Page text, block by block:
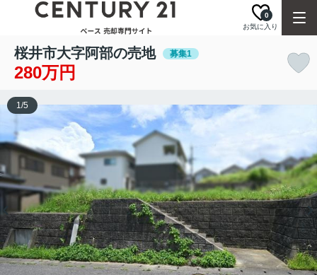
お気に入り
0
桜井市大字阿部の売地 募集1
280万円
1/5